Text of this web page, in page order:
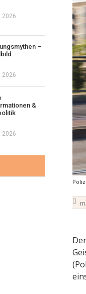
2026
–
2026
&
2026